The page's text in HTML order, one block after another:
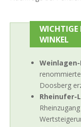
WICHTIGE
WINKEL
Doosberg
Rheinufer-